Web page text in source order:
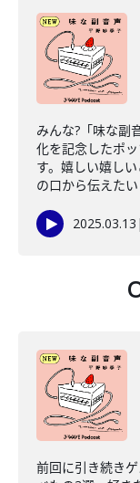
みんな?「味な副
化を記念したポ
す。嬉しい嬉し
の口から伝えた
2025.03.13 |
前回に引き続き